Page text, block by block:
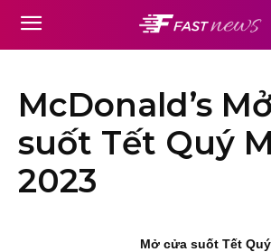
McDonald’s
suốt Tết Quý
2023
Mở cửa suốt Tết